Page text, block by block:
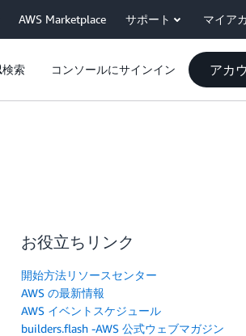
AWS Marketplace サポート マイア
検索 コンソールにサインイン アカ
お役立ちリンク
開始方法リソースセンター
AWS の最新情報
AWS イベントスケジュール
builders.flash -AWS 公式ウェブマガジン